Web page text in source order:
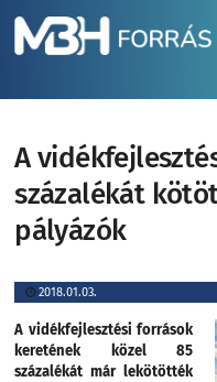
A
százalékát
pályázók
2018.01.03.
A vidékfejlesztési források
keretének közel 85
százalékát már lekötötték